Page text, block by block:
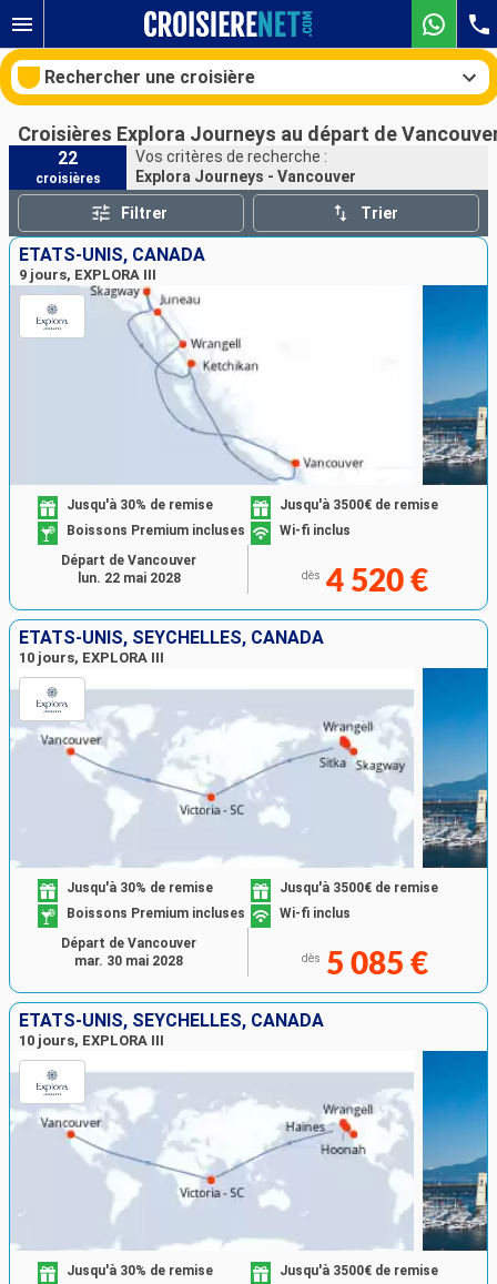
Rechercher une croisière
Nos destinations
Mois de départ
Ports
Rechercher
Croisières Explora Journeys au départ de
22
croisières
Vos critères de recherche :
Explora Journeys - Vancouver
Filtrer Trier
ÉTATS-UNIS, CANADA
9 jours, EXPLORA III
Jusqu'à 30% de remise
Jusqu'à 3500€ de remise
Boissons Premium incluses
Wi-fi inclus
dès 4 520 €
Départ de Vancouver
lun. 22 mai 2028
ÉTATS-UNIS, SEYCHELLES, CANADA
10 jours, EXPLORA III
Jusqu'à 30% de remise
Jusqu'à 3500€ de remise
Boissons Premium incluses
Wi-fi inclus
dès 5 085 €
Départ de Vancouver
mar. 30 mai 2028
ÉTATS-UNIS, SEYCHELLES, CANADA
10 jours, EXPLORA III
Jusqu'à 30% de remise
Jusqu'à 3500€ de remise